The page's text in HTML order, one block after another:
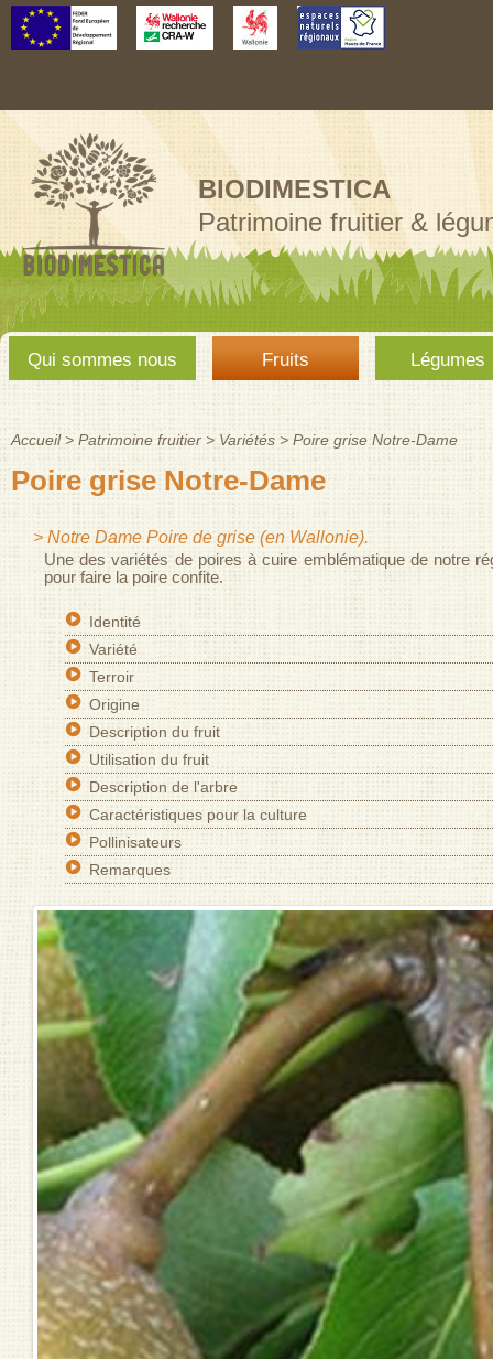
Aller au
contenu
BIODIMESTICA
Patrimoine fruitier &
Menu
principal
Qui sommes nous Fruits Légumes
Vous êtes ici
Accueil > Patrimoine fruitier > Variétés > Poire grise Notre-Dame
Poire grise Notre-Dame
> Notre Dame Poire de grise (en Wallonie).
Une des variétés de poires à cuire emblématique de notre
pour faire la poire confite.
Identité
Variété
Terroir
Origine
Description du fruit
Utilisation du fruit
Description de l'arbre
Caractéristiques pour la culture
Pollinisateurs
Remarques